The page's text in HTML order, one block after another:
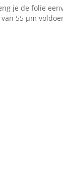
je de folie
55 µm